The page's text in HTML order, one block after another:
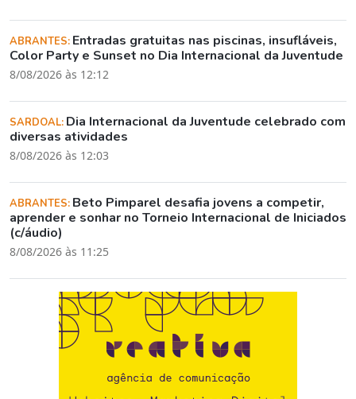
ABRANTES: Entradas gratuitas nas piscinas, insufláveis,
Color Party e Sunset no Dia Internacional da Juventude
8/08/2026 às 12:12
SARDOAL: Dia Internacional da Juventude celebrado com
diversas atividades
8/08/2026 às 12:03
ABRANTES: Beto Pimparel desafia jovens a competir,
aprender e sonhar no Torneio Internacional de Iniciados
(c/áudio)
8/08/2026 às 11:25